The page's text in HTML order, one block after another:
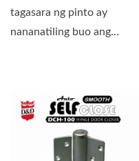
tagasara ng pinto ay
nananatiling buo ang